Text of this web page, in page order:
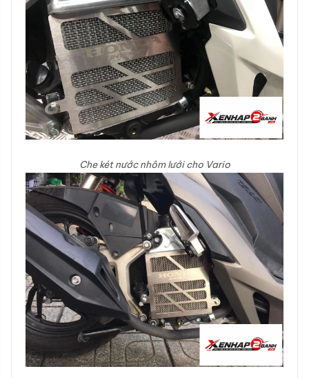
Che két nước nhôm lưới cho Vario